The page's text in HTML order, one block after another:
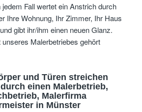
Fall wertet ein Anstrich durch
Ihre Wohnung, Ihr Zimmer, Ihr Haus
gibt ihr/ihm einen neuen Glanz.
Malerbetriebes gehört
und Türen streichen
durch einen Malerbetrieb,
Malerfirma
in Münster